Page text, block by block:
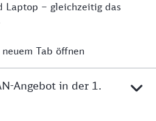
Laptop – gleichzeitig das
Tab öffnen
Angebot in der 1.